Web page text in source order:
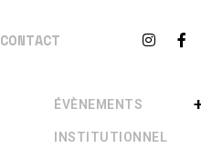
CONTACT
ÉVÈNEMENTS
INSTITUTIONNEL